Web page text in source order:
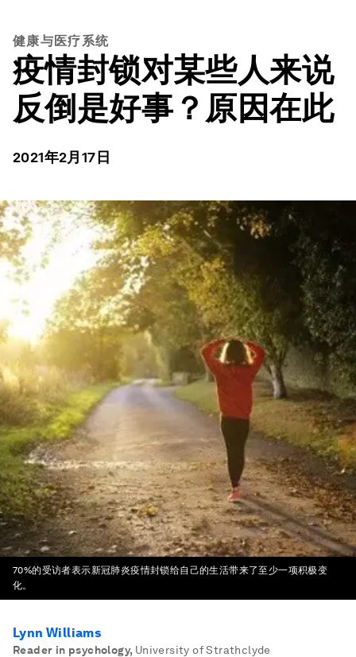
健康与医疗系统
疫情封锁对某些人来说
反倒是好事？原因在此
2021年2月17日
70%的受访者表示新冠肺炎疫情封锁给自己的生活带来了至少一项积极变
化。
Lynn Williams
Reader in psychology, University of Strathclyde